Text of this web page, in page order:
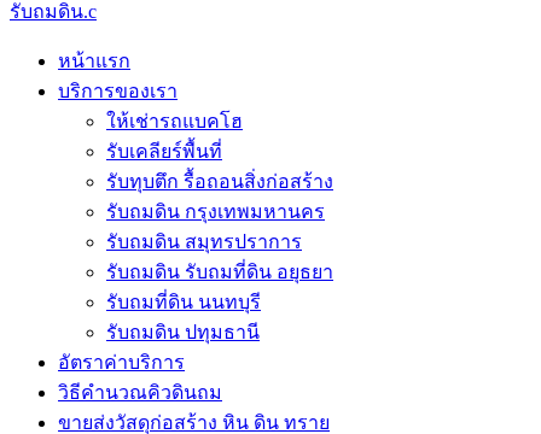
รับถมดิน.c
หน้าแรก
บริการของเรา
ให้เช่ารถแบคโฮ
รับเคลียร์พื้นที่
รับทุบตึก รื้อถอนสิ่งก่อสร้าง
รับถมดิน กรุงเทพมหานคร
รับถมดิน สมุทรปราการ
รับถมดิน รับถมที่ดิน อยุธยา
รับถมที่ดิน นนทบุรี
รับถมดิน ปทุมธานี
อัตราค่าบริการ
วิธีคำนวณคิวดินถม
ขายส่งวัสดุก่อสร้าง หิน ดิน ทราย